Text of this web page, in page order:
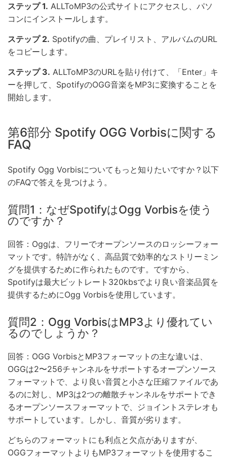
ステップ 1. ALLToMP3の公式サイトにアクセスし、パソ
コンにインストールします。
ステップ 2. Spotifyの曲、プレイリスト、アルバムのURL
をコピーします。
ステップ 3. ALLToMP3のURLを貼り付けて、「Enter」キ
ーを押して、SpotifyのOGG音楽をMP3に変換することを
開始します。
第6部分 Spotify OGG Vorbisに関する
FAQ
Spotify Ogg Vorbisについてもっと知りたいですか？以下
のFAQで答えを見つけよう。
質問1：なぜSpotifyはOgg Vorbisを使う
のですか？
回答：Oggは、フリーでオープンソースのロッシーフォー
マットです。特許がなく、高品質で効率的なストリーミン
グを提供するために作られたものです。ですから、
Spotifyは最大ビットレート320kbsでより良い音楽品質を
提供するためにOgg Vorbisを使用しています。
質問2：Ogg VorbisはMP3より優れてい
るのでしょうか？
回答：OGG VorbisとMP3フォーマットの主な違いは、
OGGは2〜256チャンネルをサポートするオープンソース
フォーマットで、より良い音質と小さな圧縮ファイルであ
るのに対し、MP3は2つの離散チャンネルをサポートでき
るオープンソースフォーマットで、ジョイントステレオも
サポートしています。しかし、音質が劣ります。
どちらのフォーマットにも利点と欠点がありますが、
OGGフォーマットよりもMP3フォーマットを使用するこ